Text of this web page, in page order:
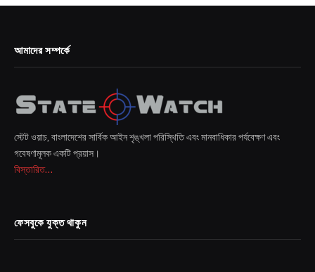
আমাদের সম্পর্কে
স্টেট ওয়াচ, বাংলাদেশের সার্বিক আইন শৃঙ্খলা পরিস্থিতি এবং মানবাধিকার পর্যবেক্ষণ এবং
গবেষণামূলক একটি প্রয়াস।
বিস্তারিত...
ফেসবুকে যুক্ত থাকুন